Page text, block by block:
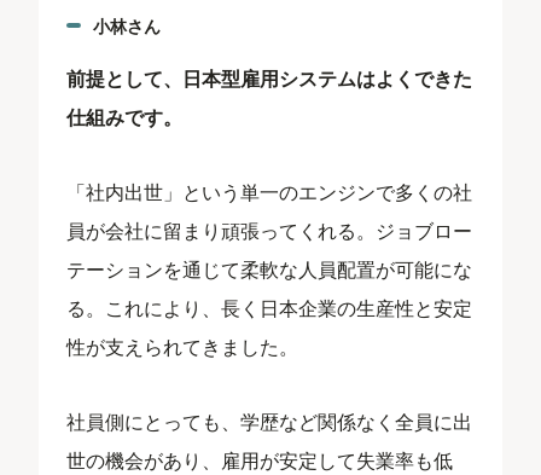
小林さん
前提として、日本型雇用システムはよくできた
仕組みです。
「社内出世」という単一のエンジンで多くの社
員が会社に留まり頑張ってくれる。ジョブロー
テーションを通じて柔軟な人員配置が可能にな
る。これにより、長く日本企業の生産性と安定
性が支えられてきました。
社員側にとっても、学歴など関係なく全員に出
世の機会があり、雇用が安定して失業率も低